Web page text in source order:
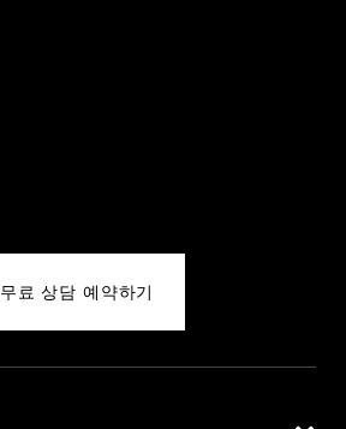
무료 상담 예약하기